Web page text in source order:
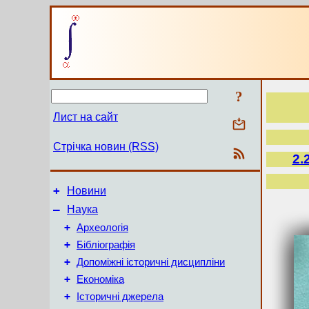
?
Лист на сайт
Стрічка новин (RSS)
+ Новини
–
Наука
+ Археологія
+ Бібліографія
+ Допоміжні історичні дисципліни
+ Економіка
+ Історичні джерела